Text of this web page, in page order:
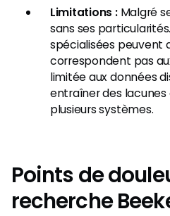
Limitations :Malgré
sans ses
spécialisées peuvent
correspondent pas
limitée aux données
entraîner des
plusieurs systèmes.
Points de
recherche